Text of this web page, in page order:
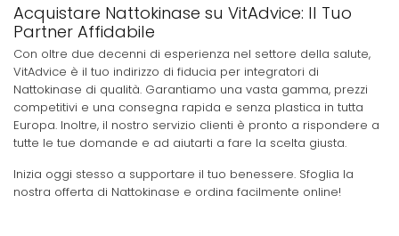
Acquistare Nattokinase su VitAdvice: Il Tuo
Partner Affidabile
Con oltre due decenni di esperienza nel settore della salute,
VitAdvice è il tuo indirizzo di fiducia per integratori di
Nattokinase di qualità. Garantiamo una vasta gamma, prezzi
competitivi e una consegna rapida e senza plastica in tutta
Europa. Inoltre, il nostro servizio clienti è pronto a rispondere a
tutte le tue domande e ad aiutarti a fare la scelta giusta.
Inizia oggi stesso a supportare il tuo benessere. Sfoglia la
nostra offerta di Nattokinase e ordina facilmente online!